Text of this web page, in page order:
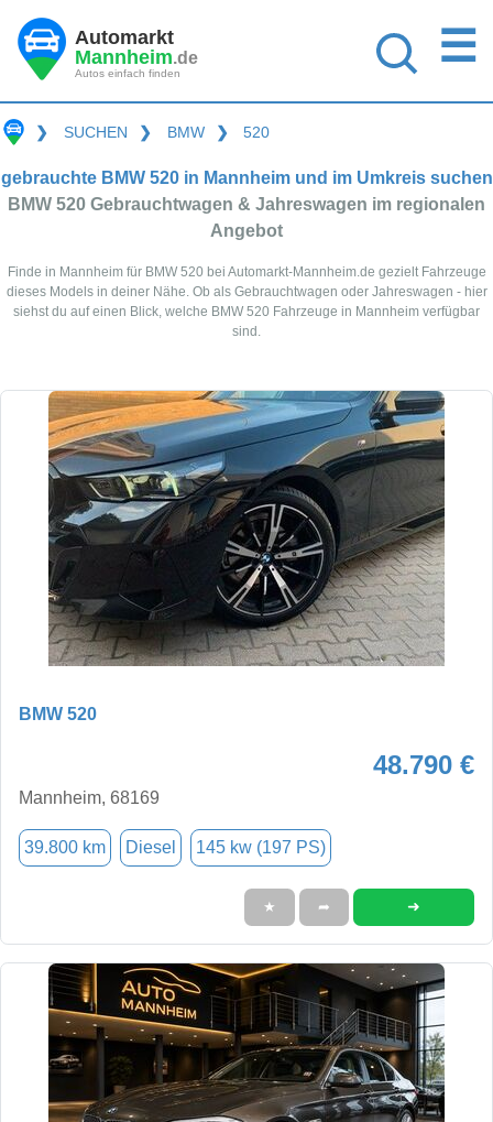
Automarkt
Mannheim.de
Autos einfach finden
☰
❯ SUCHEN ❯ BMW ❯ 520
gebrauchte BMW 520 in Mannheim und im Umkreis suchen
BMW 520 Gebrauchtwagen & Jahreswagen im regionalen
Angebot
Finde in Mannheim für BMW 520 bei Automarkt-Mannheim.de gezielt Fahrzeuge
dieses Models in deiner Nähe. Ob als Gebrauchtwagen oder Jahreswagen - hier
siehst du auf einen Blick, welche BMW 520 Fahrzeuge in Mannheim verfügbar
sind.
BMW 520
48.790 €
Mannheim, 68169
39.800 km Diesel 145 kw (197 PS)
★ ➦ ➜